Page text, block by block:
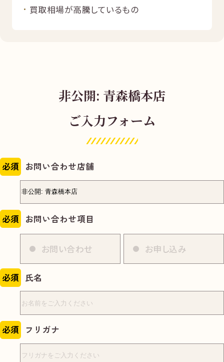
買取相場が高騰しているもの
非公開: 青森橋本店
ご入力フォーム
必須 お問い合わせ店舗
必須 お問い合わせ項目
お問い合わせ お申し込み
必須 氏名
必須 フリガナ